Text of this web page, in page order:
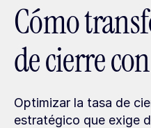
Cómo
de cierre
Optimizar la tasa de
estratégico que exige